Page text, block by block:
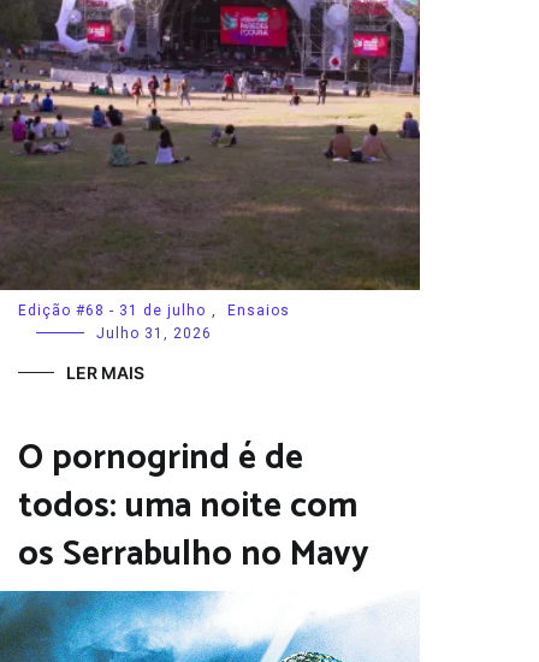
Edição #68 - 31 de julho ,
Ensaios
Julho 31, 2026
LER MAIS
O pornogrind é de
todos: uma noite com
os Serrabulho no Mavy